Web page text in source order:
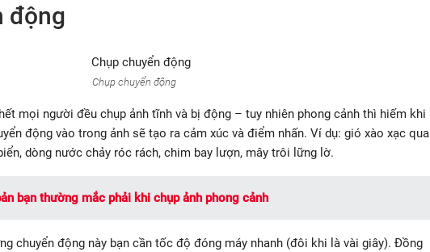
động
Chụp chuyển động
mọi người đều chụp ảnh tĩnh và bị động – tuy nhiên phong cảnh thì hiếm khi
động vào trong ảnh sẽ tạo ra cảm xúc và điểm nhấn. Ví dụ: gió xào xạc qua
dòng nước chảy róc rách, chim bay lượn, mây trôi lững lờ.
bạn thường mắc phải khi chụp ảnh phong cảnh
chuyển động này bạn cần tốc độ đóng máy nhanh (đôi khi là vài giây). Đồng